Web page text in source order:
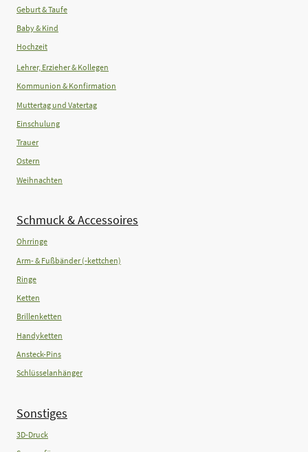
Geburt & Taufe
Baby & Kind
Hochzeit
Lehrer, Erzieher & Kollegen
Kommunion & Konfirmation
Muttertag und Vatertag
Einschulung
Trauer
Ostern
Weihnachten
Schmuck & Accessoires
Ohrringe
Arm- & Fußbänder (-kettchen)
Ringe
Ketten
Brillenketten
Handyketten
Ansteck-Pins
Schlüsselanhänger
Sonstiges
3D-Druck